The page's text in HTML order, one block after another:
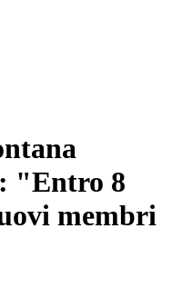
"Entro 8
membri